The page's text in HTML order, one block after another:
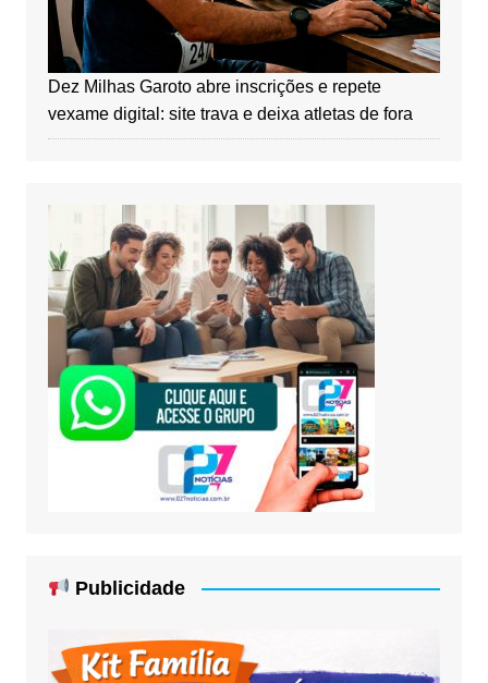
Dez Milhas Garoto abre inscrições e repete
vexame digital: site trava e deixa atletas de fora
Publicidade